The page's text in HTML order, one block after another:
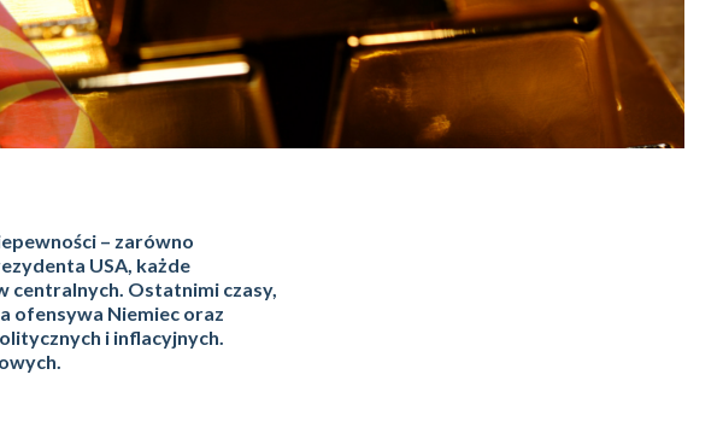
– zarówno
USA, każde
centralnych. Ostatnimi czasy,
ofensywa Niemiec oraz
i inflacyjnych.